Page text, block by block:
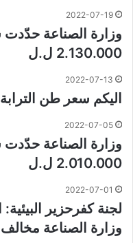
2022-07-19
وزارة الصناعة
2.130.000 ل.ل
2022-07-13
اليكم سعر طن
2022-07-05
وزارة الصناعة
2.010.000 ل.ل
2022-07-01
لجنة كفرحزير
وزارة الصناعة مخالف